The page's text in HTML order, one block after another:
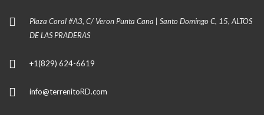
Plaza Coral #A3, C/ Veron Punta Cana | Santo Domingo C, 15, ALTOS
DE LAS PRADERAS
+1(829) 624-6619
info@terrenitoRD.com